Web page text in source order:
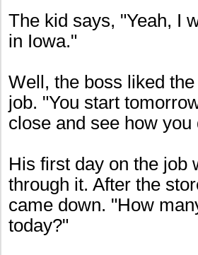
The kid says, "Yeah, I
in Iowa."
Well, the boss liked
job. "You start
close and see how you
His first day on the job
through it. After the
came down. "How
today?"